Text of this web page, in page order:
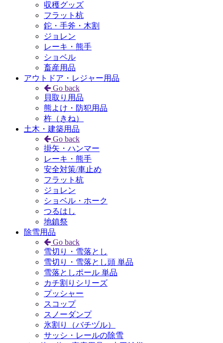
収穫グッズ
フラット杭
鉈・手斧・木割
ジョレン
レーキ・熊手
ショベル
畜産用品
アウトドア・レジャー用品
Go back
貝取り用品
熊よけ・防犯用品
杵（きね）
土木・建築用品
Go back
掛矢・ハンマー
レーキ・熊手
安全対策/車止め
フラット杭
ジョレン
ショベル・ホーク
つるはし
地鎮祭
除雪用品
Go back
雪切り・雪落とし
雪切り・雪落とし頭 単品
雪落としポール 単品
カチ割りシリーズ
プッシャー
スコップ
スノーダンプ
氷割り（バチヅル）
サッシ・レールの除雪